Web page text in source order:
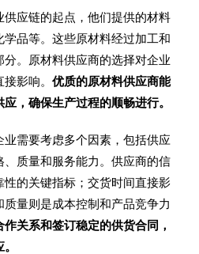
供应链的起点，他们提供的材料
品等。这些原材料经过加工和
。原材料供应商的选择对企业
接影响。优质的原材料供应商能
，确保生产过程的顺畅进行。
需要考虑多个因素，包括供应
质量和服务能力。供应商的信
的关键指标；交货时间直接影
量则是成本控制和产品竞争力
关系和签订稳定的供货合同，